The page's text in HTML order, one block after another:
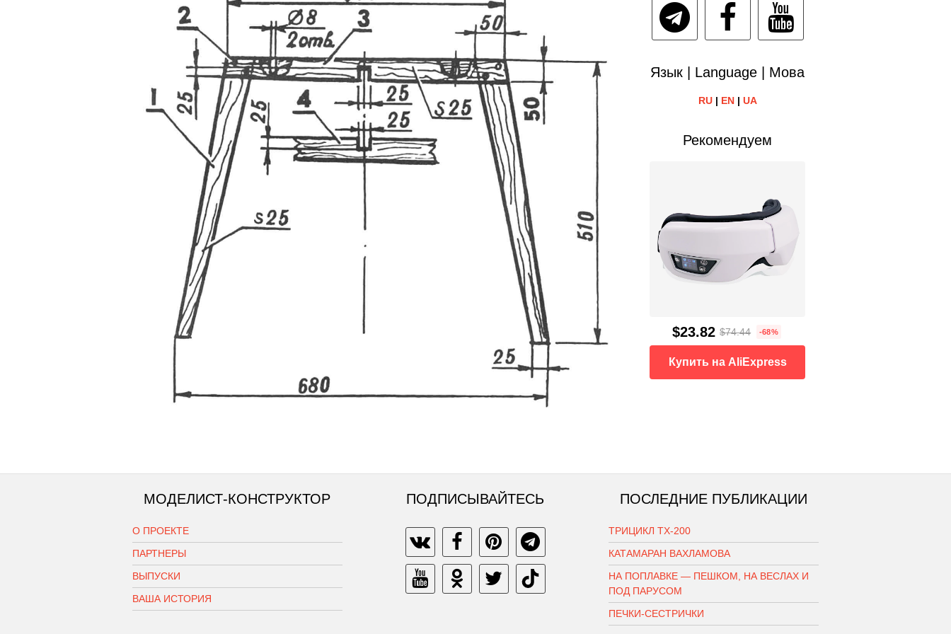
Язык | Language | Мова
RU| EN| UA
Рекомендуем
$23.82 $74.44 -68%
Купить на AliExpress
МОДЕЛИСТ-КОНСТРУКТОР
О ПРОЕКТЕ
ПАРТНЕРЫ
ВЫПУСКИ
ВАША ИСТОРИЯ
ПОДПИСЫВАЙТЕСЬ ПОСЛЕДНИЕ ПУБЛИКАЦИИ
ТРИЦИКЛ ТХ-200
КАТАМАРАН ВАХЛАМОВА
НА ПОПЛАВКЕ — ПЕШКОМ, НА ВЕСЛАХ И
ПОД ПАРУСОМ
ПЕЧКИ-СЕСТРИЧКИ